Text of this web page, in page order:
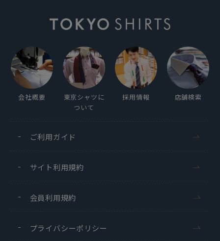
会社概要
東京シャツに
ついて
採用情報 店舗検索
ご利用ガイド
サイト利用規約
会員利用規約
プライバシーポリシー